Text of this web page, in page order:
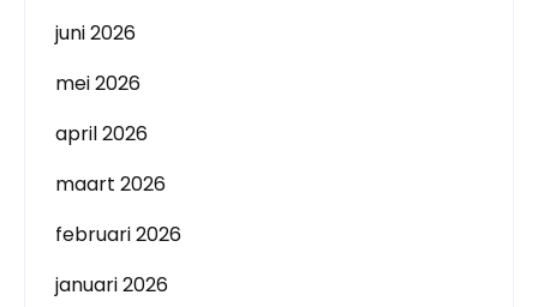
juni 2026
mei 2026
april 2026
maart 2026
februari 2026
januari 2026